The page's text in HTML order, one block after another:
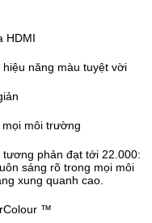
HDMI
năng màu tuyệt vời
môi trường
phản đạt tới 22.000:
sáng rõ trong mọi môi
xung quanh cao.
™